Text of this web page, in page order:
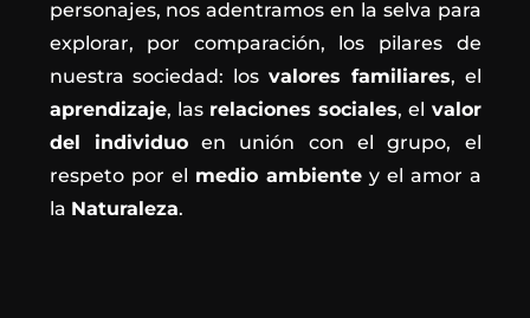
personajes, nos adentramos en la selva para
explorar, por comparación, los pilares de
nuestra sociedad: los valores familiares, el
aprendizaje, las relaciones sociales, el valor
del individuoen unión con el grupo, el
respeto por el medio ambientey el amor a
la Naturaleza.